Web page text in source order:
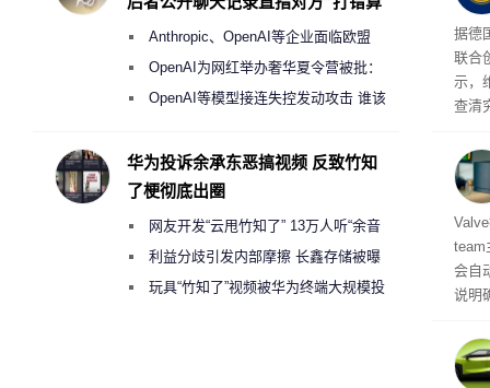
据德
联合
示，
查清
CIA
机
会自
说明
性
Anthropic、OpenAI等企业面临欧盟
《人工智能法案》全新执法权限审查
OpenAI为网红举办奢华夏令营被批：
2000美元一晚 遭讽“反乌托邦”
OpenAI等模型接连失控发动攻击 谁该
华为投诉余承东恶搞视频 反致竹知
了梗彻底出圈
网友开发“云甩竹知了” 13万人听“余音
绕梁”利益分歧引发内部摩擦 长鑫存储被曝
曾将华为驻场工程师驱逐出研发基地
玩具“竹知了”视频被华为终端大规模投